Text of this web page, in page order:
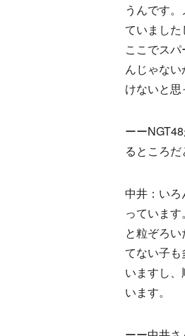
うんです
ていまし
ここでス
んじゃな
けないと思
ーー
るところだ
中井：い
っていま
と粒ぞろ
てない子
いますし
います。